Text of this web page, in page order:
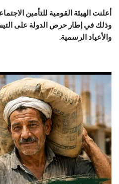
أعلنت الهيئة القومية للتأمين
وذلك في إطار حرص الدولة على
والأعياد الرسمية.